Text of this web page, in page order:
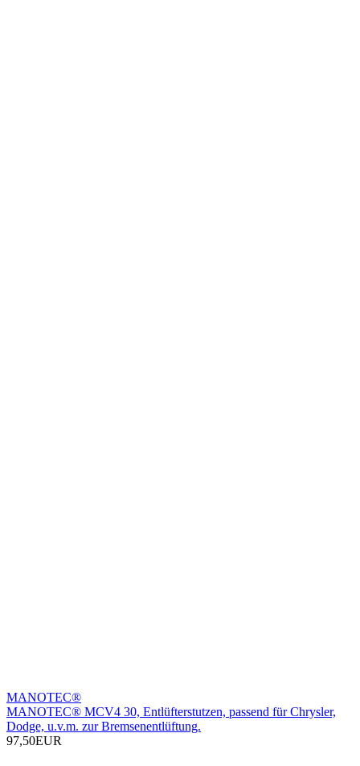
MANOTEC®
MANOTEC® MCV4 30, Entlüfterstutzen, passend für Chrysler,
Dodge, u.v.m. zur Bremsenentlüftung.
97,50EUR